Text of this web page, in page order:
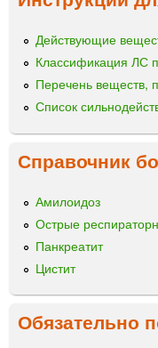
Действующие
Классификация ЛС
Перечень веществ,
Список
Справочник
Амилоидоз
Острые
Панкреатит
Цистит
Обязательно